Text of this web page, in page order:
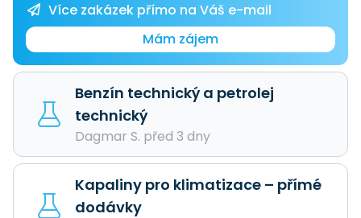
Více zakázek přímo na Váš e-mail
Mám zájem
Benzín technický a petrolej
technický
Dagmar S. před 3 dny
Kapaliny pro klimatizace – přímé
dodávky